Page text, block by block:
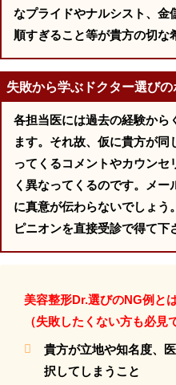
なプライドやナルシスト、金
順すぎること等が貴方の切な
失敗から学ぶドクター選び
各担当医には過去の経験から
ます。それ故、仮に貴方が
ってくるコメントやカウン
く異なってくるのです。メ
に真意が伝わらないでしょう
ピニオンを直接受診で得て下
美容整形Dr.選びのNG例と
（失敗したくない方も必見
貴方が立地や知名度、
択してしまうこと